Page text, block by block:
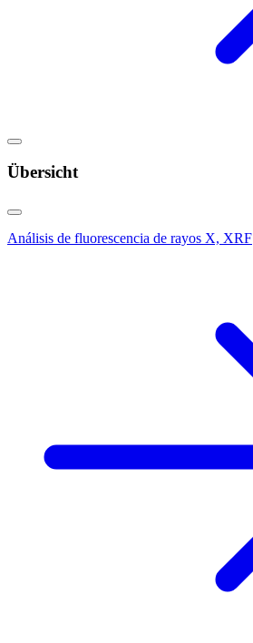
Übersicht
Análisis de fluorescencia de rayos X, XRF